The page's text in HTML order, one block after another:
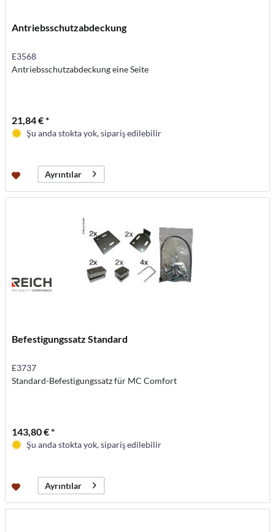
Antriebsschutzabdeckung
E3568
Antriebsschutzabdeckung eine Seite
21,84 € *
Şu anda stokta yok, sipariş edilebilir
Ayrıntılar
Befestigungssatz Standard
E3737
Standard-Befestigungssatz für MC Comfort
143,80 € *
Şu anda stokta yok, sipariş edilebilir
Ayrıntılar